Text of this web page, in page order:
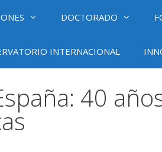
DOCTORADO
INTERNACIONAL
40